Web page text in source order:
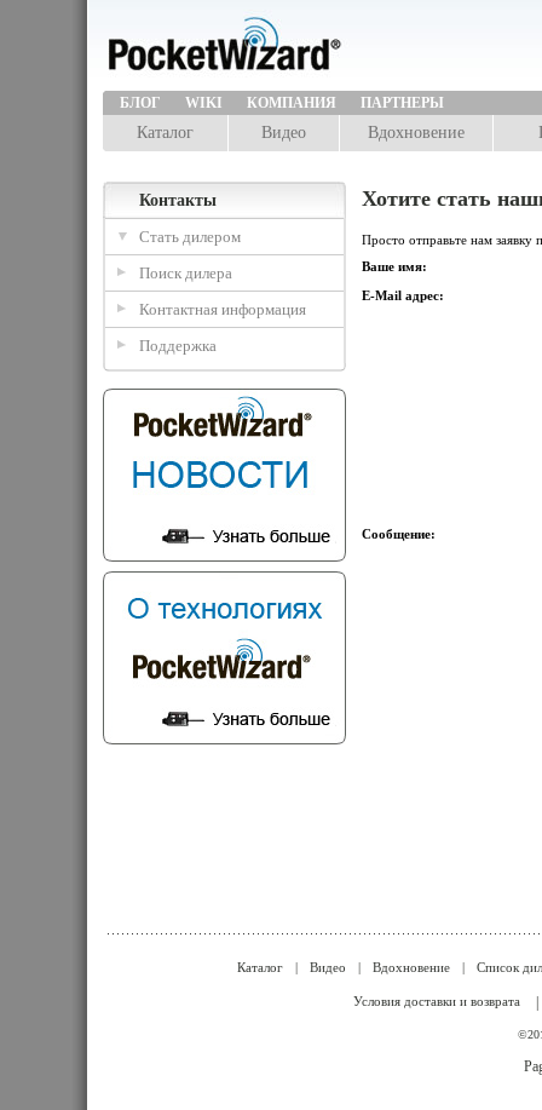
БЛОГ WIKI КОМПАНИЯ ПАРТНЕРЫ
Каталог Видео Вдохновение
Контакты
Стать дилером
Поиск дилера
Контактная информация
Поддержка
Хотите стать
Просто отправьте нам
Ваше имя:
E-Mail адрес:
Сообщение:
Каталог | Видео | Вдохновение | Список
Условия доставки и возврата